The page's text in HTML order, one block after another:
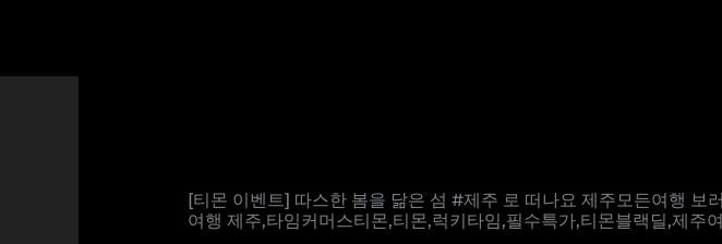
[티몬 이벤트] 따스한 봄을 닮은 섬 #제주 로 떠나요 제주모든여행
여행 제주,타임커머스티몬,티몬,럭키타임,필수특가,티몬블랙딜,제주